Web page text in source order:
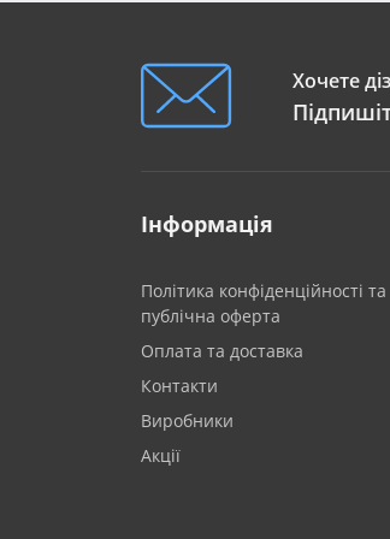
Хочете
Інформація
Політика конфіденційності та
публічна оферта
Оплата та доставка
Контакти
Виробники
Акції